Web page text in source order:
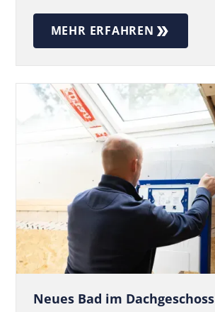
MEHR ERFAHREN
Neues Bad im Dachgeschoss